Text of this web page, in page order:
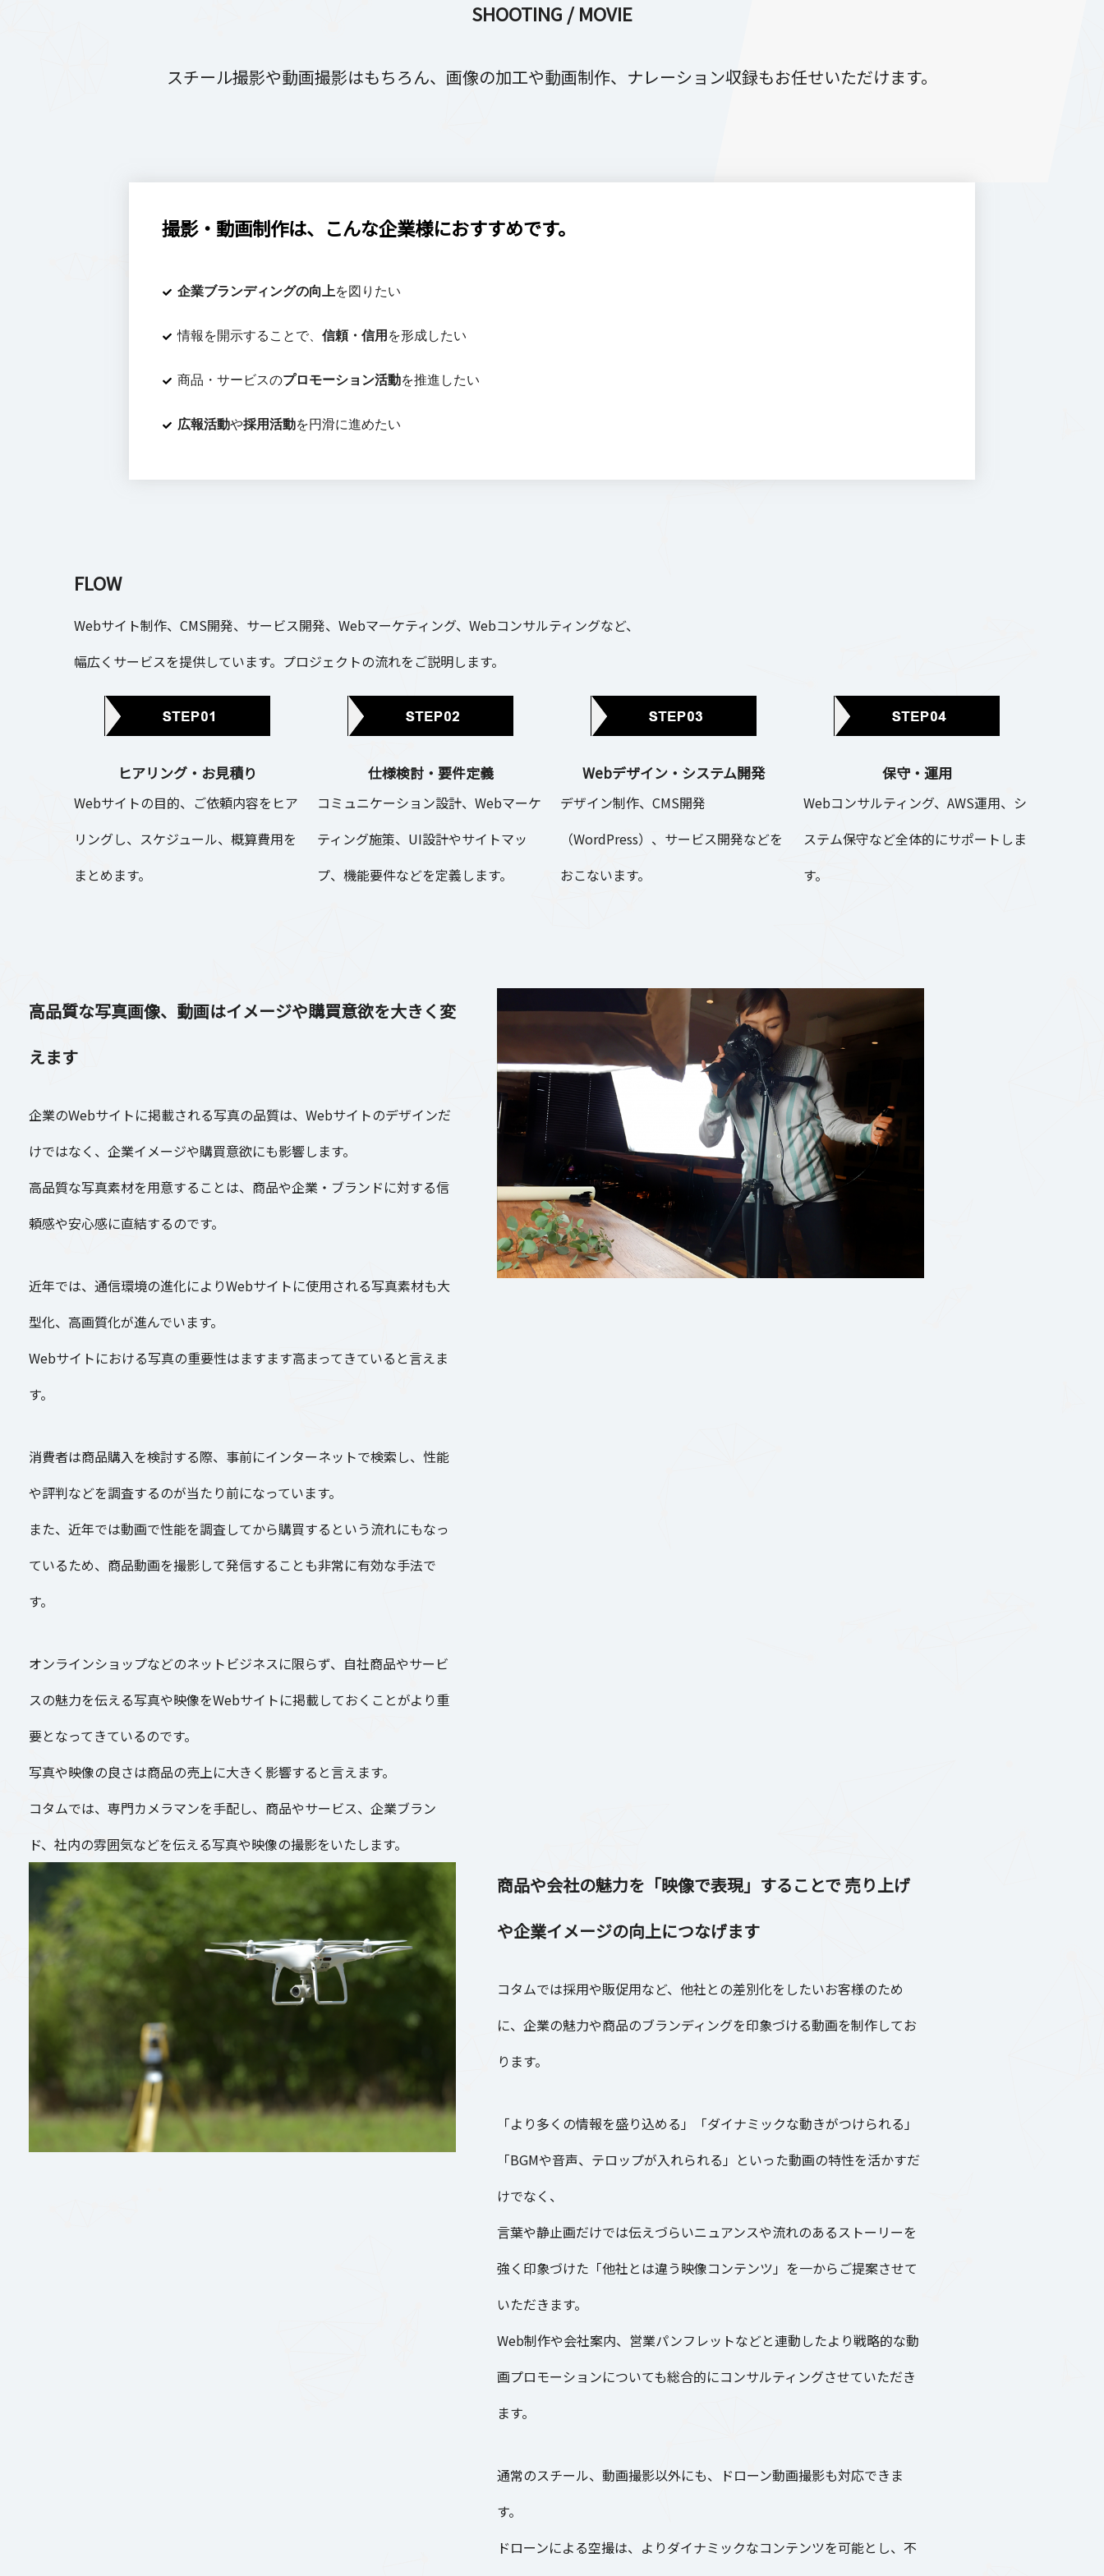
サービス
会社情報
お役立ち資料
ブログ
SHOOTING / MOVIE
スチール撮影や動画撮影はもちろん、画像の加工や動画制作、ナレーション収録もお任せいただけます。
撮影・動画制作は、こんな企業様におすすめです。
企業ブランディングの向上を図りたい
情報を開示することで、 信頼・信用 を形成したい
商品・サービスのプロモーション活動を推進したい
広報活動や採用活動を円滑に進めたい
FLOW
Webサイト制作、CMS開発、サービス開発、Webマーケティング、Webコンサルティングなど、
幅広くサービスを提供しています。プロジェクトの流れをご説明します。
ヒアリング・お見積り
Webサイトの目的、ご依頼内容をヒア
リングし、スケジュール、概算費用を
まとめます。
仕様検討・要件定義
コミュニケーション設計、Webマーケ
ティング施策、UI設計やサイトマッ
プ、機能要件などを定義します。
Webデザイン・システム開発
デザイン制作、CMS開発
（WordPress）、サービス開発などを
おこないます。
保守・運用
Webコンサルティング、AWS運用、シ
ステム保守など全体的にサポートしま
す。
高品質な写真画像、動画はイメージや購買意欲を大きく変
えます
企業のWebサイトに掲載される写真の品質は、Webサイトのデザインだ
けではなく、企業イメージや購買意欲にも影響します。
高品質な写真素材を用意することは、商品や企業・ブランドに対する信
頼感や安心感に直結するのです。
近年では、通信環境の進化によりWebサイトに使用される写真素材も大
型化、高画質化が進んでいます。
Webサイトにおける写真の重要性はますます高まってきていると言えま
す。
消費者は商品購入を検討する際、事前にインターネットで検索し、性能
や評判などを調査するのが当たり前になっています。
また、近年では動画で性能を調査してから購買するという流れにもなっ
ているため、商品動画を撮影して発信することも非常に有効な手法で
す。
オンラインショップなどのネットビジネスに限らず、自社商品やサービ
スの魅力を伝える写真や映像をWebサイトに掲載しておくことがより重
要となってきているのです。
写真や映像の良さは商品の売上に大きく影響すると言えます。
コタムでは、専門カメラマンを手配し、商品やサービス、企業ブラン
ド、社内の雰囲気などを伝える写真や映像の撮影をいたします。
商品や会社の魅力を「映像で表現」することで 売り上げ
や企業イメージの向上につなげます
コタムでは採用や販促用など、他社との差別化をしたいお客様のため
に、企業の魅力や商品のブランディングを印象づける動画を制作してお
ります。
「より多くの情報を盛り込める」「ダイナミックな動きがつけられる」
「BGMや音声、テロップが入れられる」といった動画の特性を活かすだ
けでなく、
言葉や静止画だけでは伝えづらいニュアンスや流れのあるストーリーを
強く印象づけた「他社とは違う映像コンテンツ」を一からご提案させて
いただきます。
Web制作や会社案内、営業パンフレットなどと連動したより戦略的な動
画プロモーションについても総合的にコンサルティングさせていただき
ます。
通常のスチール、動画撮影以外にも、ドローン動画撮影も対応できま
す。
ドローンによる空撮は、よりダイナミックなコンテンツを可能とし、不